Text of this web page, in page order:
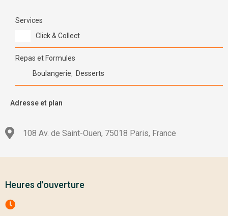
Services
Click & Collect
Repas et Formules
Boulangerie, Desserts
Adresse et plan
108 Av. de Saint-Ouen, 75018 Paris, France
Heures d'ouverture